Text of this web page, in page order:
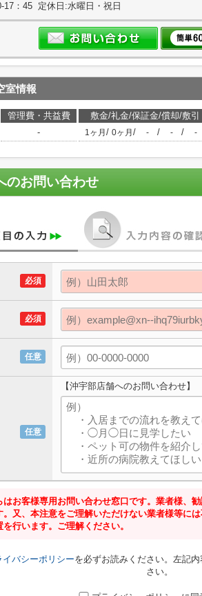
17：45 定休日:水曜日・祝日
室情報
管理費・共益費 敷金/礼金/保証金/償却/敷引
- 1ヶ月 / 0ヶ月 / - / - / -
のお問い合わせ
必須
必須
任意
任意
【沖宇部店舗へのお問い合わせ】
お客様専用お問い合わせ窓口です。業者様、
。又、本注意をご理解いただけない業者様等に
行います。ご理解ください。
イバシーポリシーを必ずお読みください。左記
さい。